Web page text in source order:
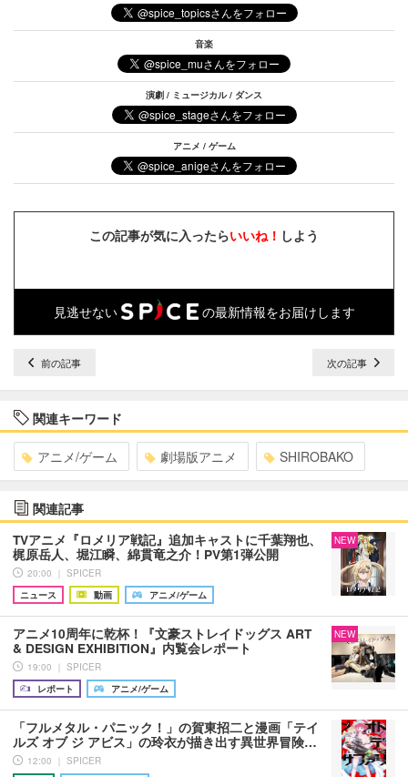
音楽
演劇 / ミュージカル / ダンス
アニメ / ゲーム
この記事が気に入ったらいいね！ しよう
見逃せない の最新情報をお届けします
前の記事 次の記事
関連キーワード
アニメ/ゲーム 劇場版アニメ SHIROBAKO
関連記事
TVアニメ『ロメリア戦記』追加キャストに千葉翔也、
梶原岳人、堀江瞬、綿貫竜之介！PV第1弾公開
20:00 ｜ SPICER
ニュース
動画 アニメ/ゲーム
NEW
アニメ10周年に乾杯！『文豪ストレイドッグス ART
& DESIGN EXHIBITION』内覧会レポート
19:00 ｜ SPICER
レポート
アニメ/ゲーム
NEW
「フルメタル・パニック！」の賀東招二と漫画「テイ
ルズ オブ ジ アビス」の玲衣が描き出す異世界冒険…
12:00 ｜ SPICER